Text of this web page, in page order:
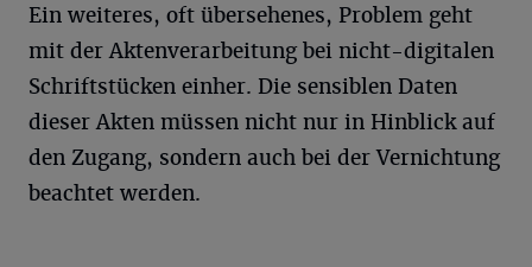
Ein weiteres, oft übersehenes, Problem geht
mit der Aktenverarbeitung bei nicht-digitalen
Schriftstücken einher. Die sensiblen Daten
dieser Akten müssen nicht nur in Hinblick auf
den Zugang, sondern auch bei der Vernichtung
beachtet werden.